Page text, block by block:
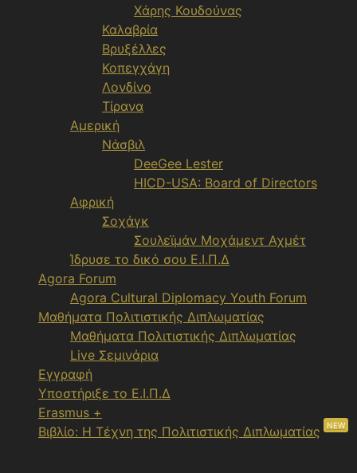
Χάρης Κουδούνας
Καλαβρία
Βρυξέλλες
Κοπεγχάγη
Λονδίνο
Τίρανα
Αμερική
Νάσβιλ
DeeGee Lester
HICD-USA: Board of Directors
Αφρική
Σοχάγκ
Σουλεϊμάν Μοχάμεντ Αχμέτ
Ίδρυσε το δικό σου Ε.Ι.Π.Δ
Agora Forum
Agora Cultural Diplomacy Youth Forum
Μαθήματα Πολιτιστικής Διπλωματίας
Μαθήματα Πολιτιστικής Διπλωματίας
Live Σεμινάρια
Εγγραφή
Υποστήριξε το Ε.Ι.Π.Δ
Erasmus +
Βιβλίο: Η Τέχνη της Πολιτιστικής Διπλωματίας
NEW